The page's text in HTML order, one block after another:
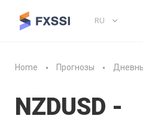
RU
Home Прогнозы
NZDUSD -